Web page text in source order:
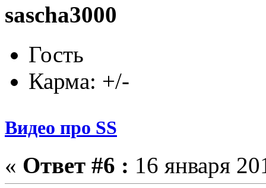
sascha3000
Гость
Карма: +/-
Видео про SS
« Ответ #6 : 16 января